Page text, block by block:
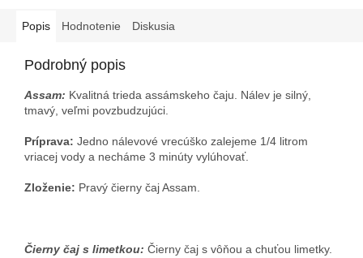
Popis Hodnotenie Diskusia
Podrobný popis
Assam: Kvalitná trieda assámskeho čaju. Nálev je silný,
tmavý, veľmi povzbudzujúci.
Príprava: Jedno nálevové vrecúško zalejeme 1/4 litrom
vriacej vody a necháme 3 minúty vylúhovať.
Zloženie: Pravý čierny čaj Assam.
Čierny čaj s limetkou: Čierny čaj s vôňou a chuťou limetky.